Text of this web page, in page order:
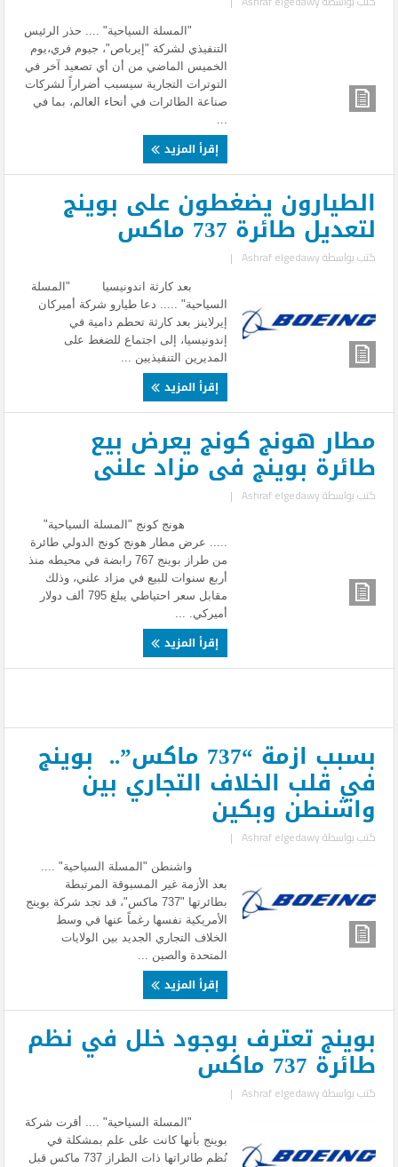
"المسلة السياحية" .... حذر الرئيس
التنفيذي لشركة "إيرباص"، جيوم فري،يوم
الخميس الماضي من أن أي تصعيد آخر في
التوترات التجارية سيسبب أضراراً لشركات
صناعة الطائرات في أنحاء العالم، بما في
إقرأ المزيد
الطيارون يضغطون على بوينج
لتعديل طائرة 737 ماكس
كتب بواسطةAshraf elgedawy
|
بعد كارثة اندونيسيا "المسلة
السياحية" ..... دعا طيارو شركة أميركان
إيرلاينز بعد كارثة تحطم دامية في
إندونيسيا، إلى اجتماع للضغط على
المديرين التنفيذيين ...
إقرأ المزيد
مطار هونج كونج يعرض بيع
طائرة بوينج فى مزاد علنى
كتب بواسطةAshraf elgedawy
|
هونج كونج "المسلة السياحية"
..... عرض مطار هونج كونج الدولي طائرة
من طراز بوينج 767 رابضة في محيطه منذ
أربع سنوات للبيع في مزاد علني، وذلك
مقابل سعر احتياطي يبلغ 795 ألف دولار
أميركي. ...
إقرأ المزيد
بسبب ازمة “737 ماكس”.. بوينج
في قلب الخلاف التجاري بين
واشنطن وبكين
كتب بواسطةAshraf elgedawy
|
واشنطن "المسلة السياحية" ....
بعد الأزمة غير المسبوقة المرتبطة
بطائرتها "737 ماكس"، قد تجد شركة بوينج
الأمريكية نفسها رغماً عنها في وسط
الخلاف التجاري الجديد بين الولايات
المتحدة والصين ...
إقرأ المزيد
بوينج تعترف بوجود خلل في نظم
طائرة 737 ماكس
كتب بواسطةAshraf elgedawy
|
"المسلة السياحية" .... أقرت شركة
بوينج بأنها كانت على علم بمشكلة في
نُظم طائراتها ذات الطراز 737 ماكس قبل